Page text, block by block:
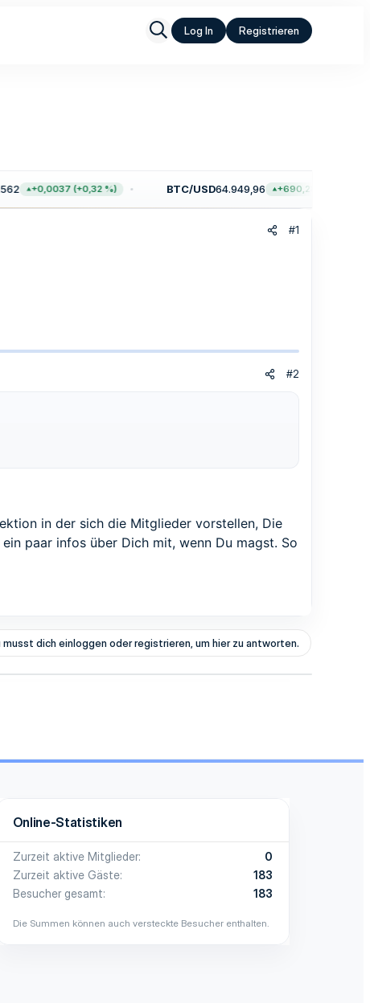
Log In Registrieren
+0,0037 (+0,32 %) BTC/USD64.949,96 +690,28 (+1,07 %)
#1
#2
in der sich die Mitglieder vorstellen, Die
paar infos über Dich mit, wenn Du magst. So
musst dich einloggen oder registrieren, um hier zu antworten.
Online-Statistiken
Zurzeit aktive Mitglieder
0
Zurzeit aktive Gäste
183
Besucher gesamt
183
Die Summen können auch versteckte Besucher enthalten.